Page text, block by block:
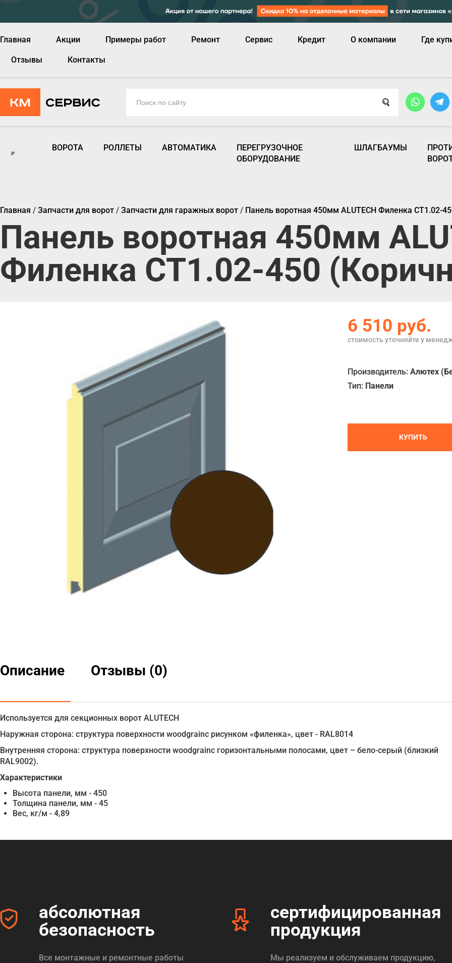
Главная Акции Примеры работ Ремонт Сервис Кредит О компании Где
Отзывы Контакты
ВОРОТА РОЛЛЕТЫ АВТОМАТИКА
ПЕРЕГРУЗОЧНОЕ
ОБОРУДОВАНИЕ
ШЛАГБАУМЫ
Главная / Запчасти для ворот / Запчасти для гаражных ворот / Панель воротная 450мм ALUTECH Филенка CT1.02-
Панель воротная 450мм
Филенка CT1.02-450
6 510 руб.
стоимость уточняйте у
Производитель:Алютех
Тип: Панели
КУПИТЬ
Описание Отзывы (0)
Используется для секционных ворот ALUTECH
Наружная сторона: структура поверхности woodgrainс рисунком «филенка», цвет - RAL8014
Внутренняя сторона: структура поверхности woodgrainс горизонтальными полосами, цвет – бело-серый (близкий
RAL9002).
Характеристики
Высота панели, мм - 450
Толщина панели, мм - 45
Вес, кг/м - 4,89
абсолютная
безопасность
Все монтажные и ремонтные работы
сертифицированная
продукция
Мы реализуем и обслуживаем продукцию,